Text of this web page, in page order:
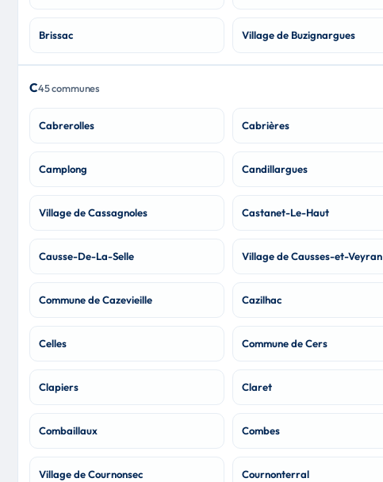
Brissac Village de Buzignargues
C45 communes
Cabrerolles Cabrières
Camplong Candillargues
Village de Cassagnoles Castanet-Le-Haut
Causse-De-La-Selle Village de Causses-et-Veyran
Commune de Cazevieille Cazilhac
Celles Commune de Cers
Clapiers Claret
Combaillaux Combes
Village de Cournonsec Cournonterral